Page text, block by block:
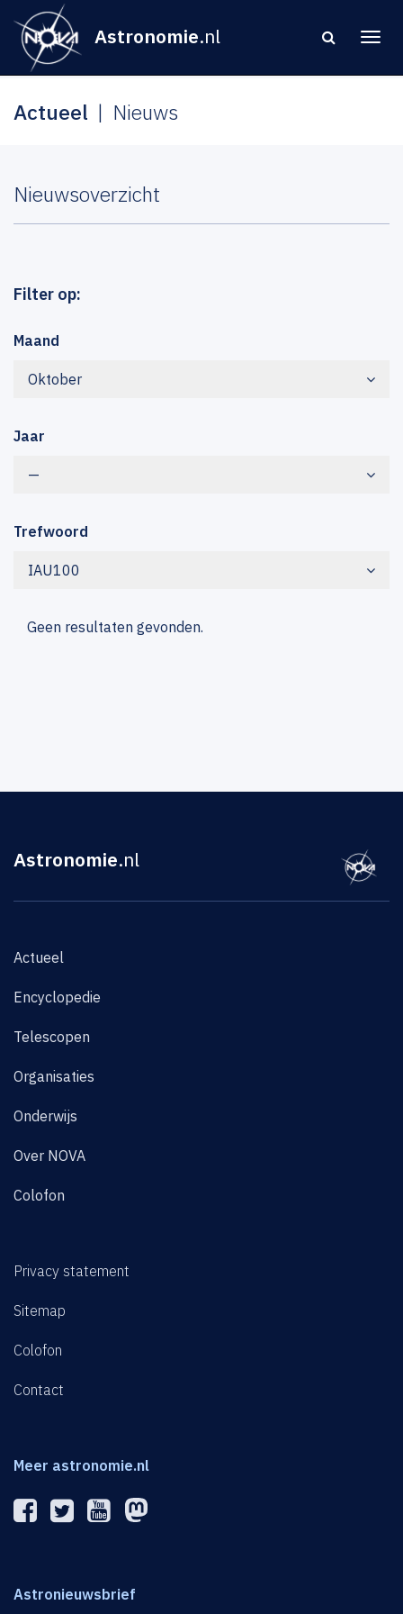
Astronomie.nl
Actueel Nieuws
Nieuwsoverzicht
Filter op:
Maand
Oktober
Jaar
—
Trefwoord
IAU100
Geen resultaten gevonden.
Astronomie.nl
Actueel
Encyclopedie
Telescopen
Organisaties
Onderwijs
Over NOVA
Colofon
Privacy statement
Sitemap
Colofon
Contact
Meer astronomie.nl
Astronieuwsbrief